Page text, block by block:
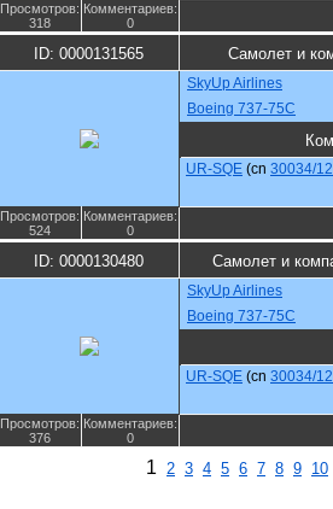
Просмотров:
318
Комментариев:
0
ID: 0000131565 Самолет и
SkyUp Airlines
Boeing 737-75C
UR-SQE (cn 30034/
Просмотров:
524
Комментариев:
0
ID: 0000130480 Самолет и
SkyUp Airlines
Boeing 737-75C
UR-SQE (cn 30034/
Просмотров:
376
Комментариев:
0
1 2 3 4 5 6 7 8 9 10